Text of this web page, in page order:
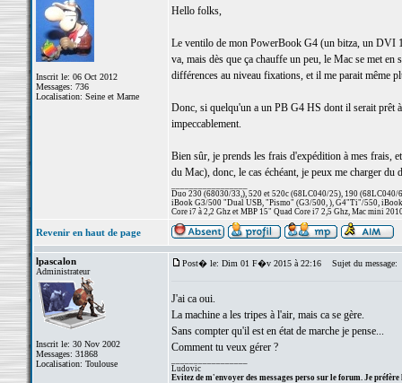
Inscrit le: 06 Oct 2012
Messages: 736
Localisation: Seine et Marne
Hello folks,
Le ventilo de mon PowerBook G4 (un bitza, un DVI
va, mais dès que ça chauffe un peu, le Mac se met
différences au niveau fixations, et il me parait même
Donc, si quelqu'un a un PB G4 HS dont il serait prêt
impeccablement.
Bien sûr, je prends les frais d'expédition à mes frais,
du Mac), donc, le cas échéant, je peux me charger du
Duo 230 (68030/33,), 520 et 520c (68LC040/25), 190 (68LC040/
iBook G3/500 "Dual USB, "Pismo" (G3/500, ), G4"Ti"/550,
Core i7 à 2,2 Ghz et MBP 15" Quad Core i7 2,5 Ghz, Mac mini
Revenir en haut de page
lpascalon
Administrateur
Inscrit le: 30 Nov 2002
Messages: 31868
Localisation: Toulouse
Post� le: Dim 01 F�v 2015 à 22:16 Sujet du message:
J'ai ca oui.
La machine a les tripes à l'air, mais ca se gère.
Sans compter qu'il est en état de marche je pense...
Comment tu veux gérer ?
Ludovic
Evitez de m'envoyer des messages perso sur le forum. Je préfère